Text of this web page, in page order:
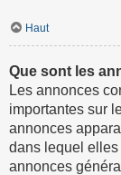
Haut
Que sont les
Les annonces
importantes sur
annonces
dans lequel elles
annonces